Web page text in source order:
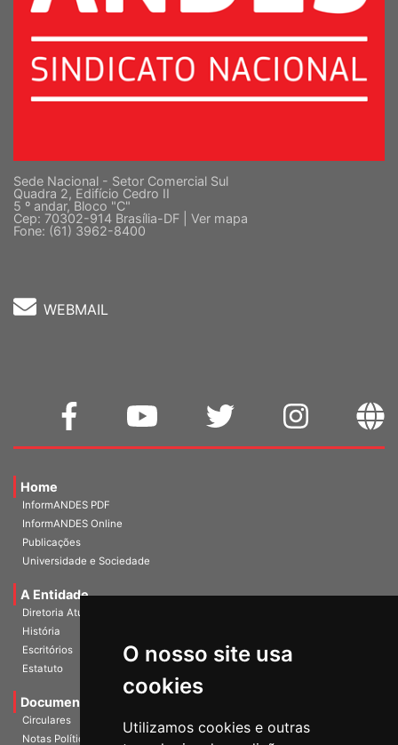
O nosso site usa
cookies
Utilizamos cookies e outras
Sede Nacional - Setor Comercial Sul
Quadra 2, Edifício Cedro II
5 º andar, Bloco "C"
Cep: 70302-914 Brasília-DF | Ver mapa
Fone: (61) 3962-8400
WEBMAIL
Home
InformANDES PDF
InformANDES Online
Publicações
Universidade e Sociedade
A Entidade
Diretoria Atual
História
Escritórios
Estatuto
Documentos
Circulares
Notas Políticas